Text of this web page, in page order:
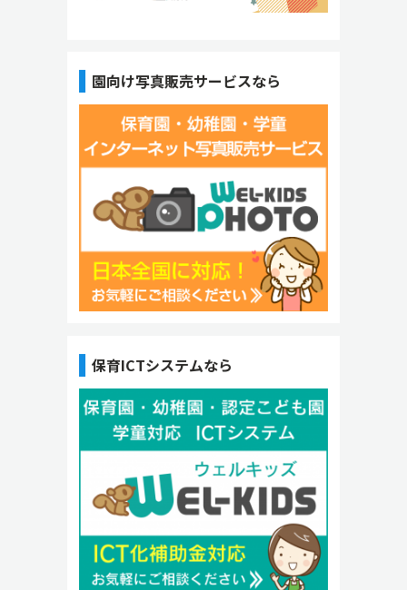
園向け写真販売サービスなら
保育ICTシステムなら